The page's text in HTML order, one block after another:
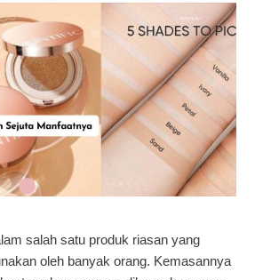
salah satu produk riasan yang
oleh banyak orang. Kemasannya